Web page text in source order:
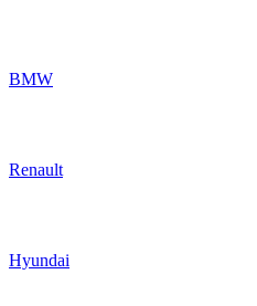
BMW
Renault
Hyundai